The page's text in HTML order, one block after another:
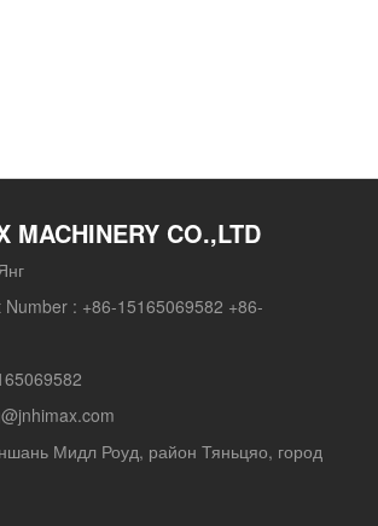
MACHINERY CO.,LTD
Number : +86-15165069582 +86-
Мидл Роуд, район Тяньцяо, город